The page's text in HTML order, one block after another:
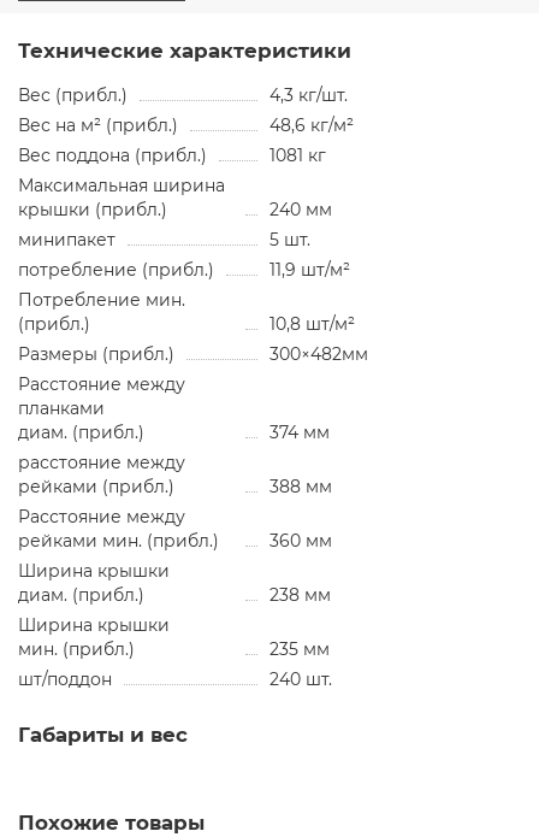
Технические характеристики
Вес (прибл.)
4,3 кг/шт.
Вес на м² (прибл.)
48,6 кг/м²
Вес поддона (прибл.)
1081 кг
Максимальная ширина
крышки (прибл.)
240 мм
минипакет
5 шт.
потребление (прибл.)
11,9 шт/м²
Потребление мин.
(прибл.)
10,8 шт/м²
Размеры (прибл.)
300×482мм
Расстояние между
планками
диам. (прибл.)
374 мм
расстояние между
рейками (прибл.)
388 мм
Расстояние между
рейками мин. (прибл.)
360 мм
Ширина крышки
диам. (прибл.)
238 мм
Ширина крышки
мин. (прибл.)
235 мм
шт/поддон
240 шт.
Габариты и вес
Похожие товары